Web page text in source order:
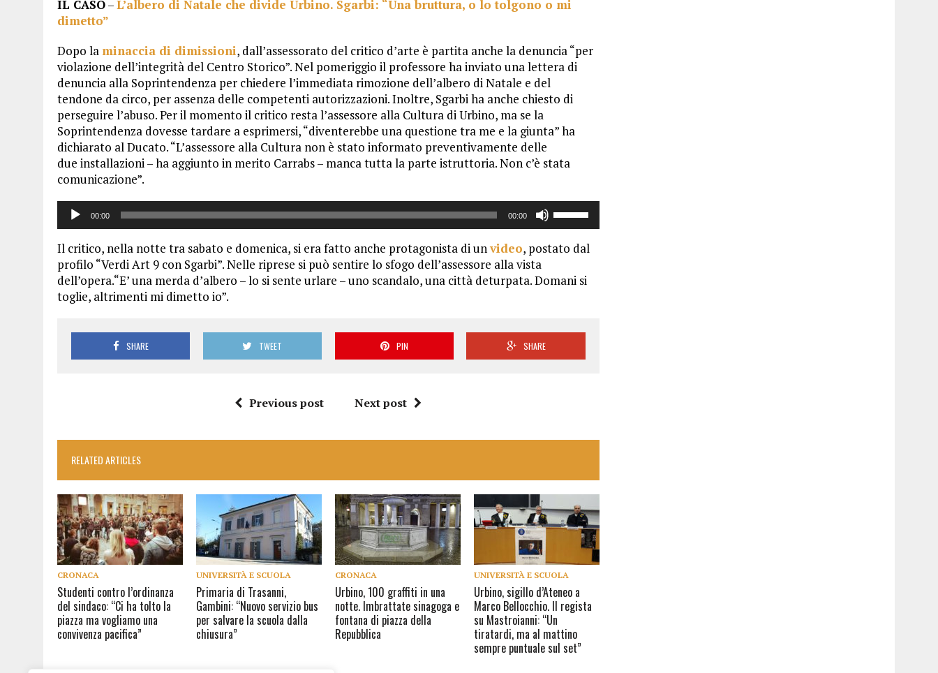
diminuire
il
IL CASO–L’albero di Natale che divide Urbino. Sgarbi: “Una bruttura, o lo tolgono o mi
dimetto”
Dopo la minaccia di dimissioni, dall’assessorato del critico d’arte è partita anche la denuncia “per
violazione dell’integrità del Centro Storico”. Nel pomeriggio il professore ha inviato una lettera di
denuncia alla Soprintendenza per chiedere l’immediata rimozione dell’albero di Natale e del
tendone da circo, per assenza delle competenti autorizzazioni. Inoltre, Sgarbi ha anche chiesto di
perseguire l’abuso. Per il momento il critico resta l’assessore alla Cultura di Urbino, ma se la
Soprintendenza dovesse tardare a esprimersi, “diventerebbe una questione tra me e la giunta” ha
dichiarato al Ducato. “L’assessore alla Cultura non è stato informato preventivamente delle
due installazioni – ha aggiunto in merito Carrabs – manca tutta la parte istruttoria. Non c’è stata
comunicazione”.
Audio
Player
00:00 00:00
tasti
freccia
su/giù
per
diminuire
Il critico, nella notte tra sabato e domenica, si era fatto anche protagonista di unvideo, postato dal
profilo “Verdi Art 9 con Sgarbi”. Nelle riprese si può sentire lo sfogo dell’assessore alla vista
dell’opera.“E’ una merda d’albero – lo si sente urlare – uno scandalo, una città deturpata. Domani si
toglie, altrimenti mi dimetto io”.
SHARE TWEET PIN SHARE
Previous post Next post
RELATED ARTICLES
CRONACA
Studenti contro l’ordinanza
del sindaco: “Ci ha tolto la
piazza ma vogliamo una
convivenza pacifica”
UNIVERSITÀ E SCUOLA
Primaria di Trasanni,
Gambini: “Nuovo servizio bus
per salvare la scuola dalla
chiusura”
CRONACA
Urbino, 100 graffiti in una
notte. Imbrattate sinagoga e
fontana di piazza della
Repubblica
UNIVERSITÀ E SCUOLA
Urbino, sigillo d’Ateneo a
Marco Bellocchio. Il regista
su Mastroianni: “Un
tiratardi, ma al mattino
sempre puntuale sul set”